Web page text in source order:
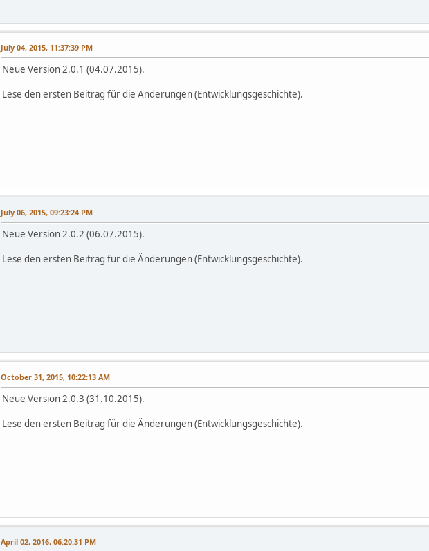
July 04, 2015, 11:37:39 PM
Neue Version 2.0.1 (04.07.2015).
Lese den ersten Beitrag für die Änderungen (Entwicklungsgeschichte).
July 06, 2015, 09:23:24 PM
Neue Version 2.0.2 (06.07.2015).
Lese den ersten Beitrag für die Änderungen (Entwicklungsgeschichte).
October 31, 2015, 10:22:13 AM
Neue Version 2.0.3 (31.10.2015).
Lese den ersten Beitrag für die Änderungen (Entwicklungsgeschichte).
April 02, 2016, 06:20:31 PM